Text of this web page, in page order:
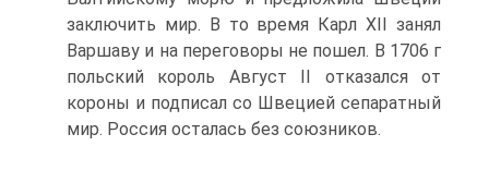
заключить мир. В то время Карл XII занял
Варшаву и на переговоры не пошел. В 1706 г
польский король Август II отказался от
короны и подписал со Швецией сепаратный
мир. Россия осталась без союзников.